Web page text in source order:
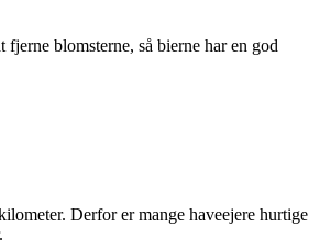
blomsterne, så bierne har en god
Derfor er mange haveejere hurtige